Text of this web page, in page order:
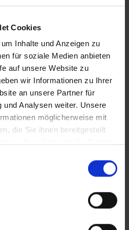
Cookies
Inhalte und Anzeigen zu
für soziale Medien anbieten
auf unsere Website zu
wir Informationen zu Ihrer
an unsere Partner für
und Analysen weiter. Unsere
möglicherweise mit
die Sie ihnen bereitgestellt
größte Publikumsmesse für